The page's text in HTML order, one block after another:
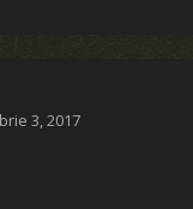
3, 2017